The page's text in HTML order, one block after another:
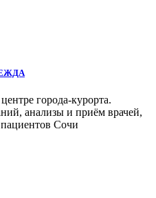
города-курорта.
анализы и приём врачей,
Сочи